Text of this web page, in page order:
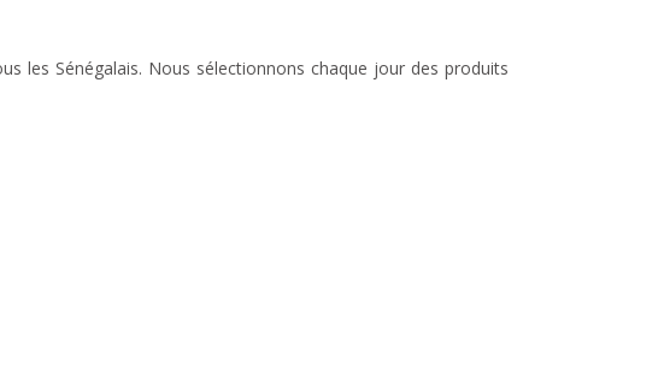
les Sénégalais. Nous sélectionnons chaque jour des produits